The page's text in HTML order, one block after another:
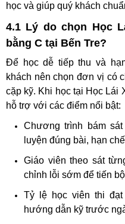
học và giúp quý khách
4.1 Lý do chọn Học
bằng C tại Bến Tre?
Để học dễ tiếp thu và
khách nên chọn đơn vị có
cặp kỹ. Khi học tại Học Lái
hỗ trợ với các điểm nổi bật:
Chương trình bám
luyện đúng bài, hạn
Giáo viên theo sát
chỉnh lỗi sớm để tiến
Tỷ lệ học viên thi
hướng dẫn kỹ trước